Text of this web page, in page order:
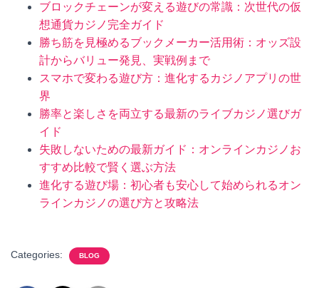
ブロックチェーンが変える遊びの常識：次世代の仮
想通貨カジノ完全ガイド
勝ち筋を見極めるブックメーカー活用術：オッズ設
計からバリュー発見、実戦例まで
スマホで変わる遊び方：進化するカジノアプリの世
界
勝率と楽しさを両立する最新のライブカジノ選びガ
イド
失敗しないための最新ガイド：オンラインカジノお
すすめ比較で賢く選ぶ方法
進化する遊び場：初心者も安心して始められるオン
ラインカジノの選び方と攻略法
Categories: BLOG